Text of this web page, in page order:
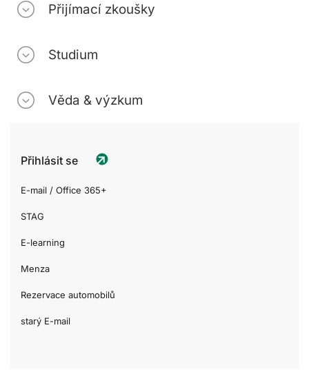
Přijímací zkoušky
Studium
Věda & výzkum
Přihlásit se
E-mail / Office 365+
STAG
E-learning
Menza
Rezervace automobilů
starý E-mail